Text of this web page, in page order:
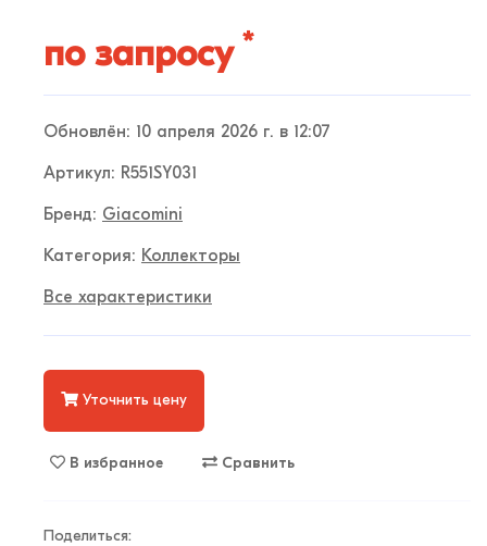
по запросу *
Обновлён: 10 апреля 2026 г. в 12:07
Артикул: R551SY031
Бренд: Giacomini
Категория: Коллекторы
Все характеристики
Уточнить цену
В избранное Сравнить
Поделиться: